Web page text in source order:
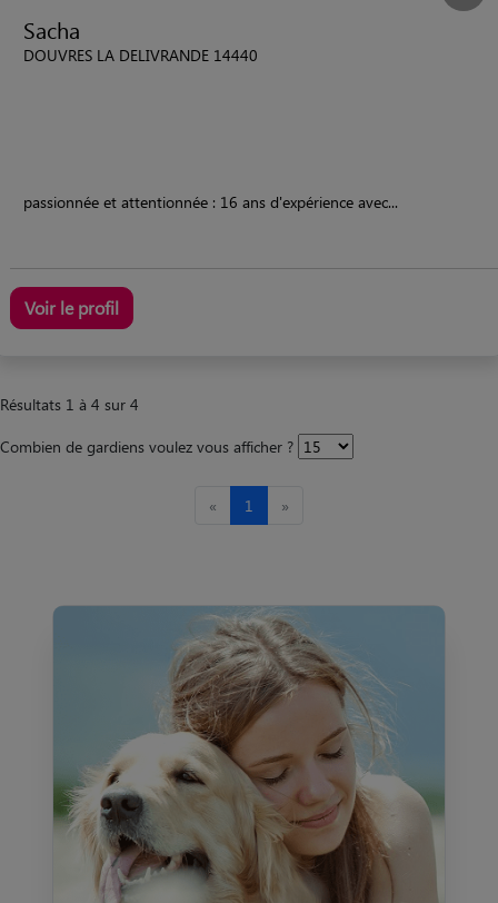
Sacha
DOUVRES LA DELIVRANDE 14440
passionnée et attentionnée : 16 ans d'expérience avec...
Voir le profil
Résultats 1 à 4 sur 4
Combien de gardiens voulez vous afficher ?
« 1 »